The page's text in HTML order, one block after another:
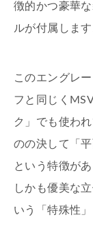
徴的かつ豪華
ルが付属します
このエングレ
フと同じく
ク」でも使わ
のの決して「
という特徴があ
しかも優美な
いう「特殊性